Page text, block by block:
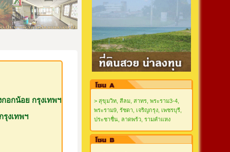
อกน้อย กรุงเทพฯ
งเทพฯ
> สุขุมวิท, สีลม, สาทร, พระราม3-4,
พระราม9, รัชดา, เจริญกรุง, เพชรบุรี,
ประชาชื่น, ลาดพร้ว, รามคำแหง